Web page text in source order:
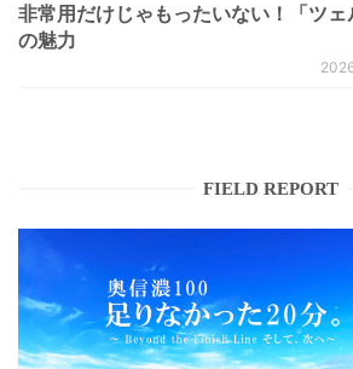
非常用だけじゃもったいない！「ツェ
の魅力
FIELD REPORT